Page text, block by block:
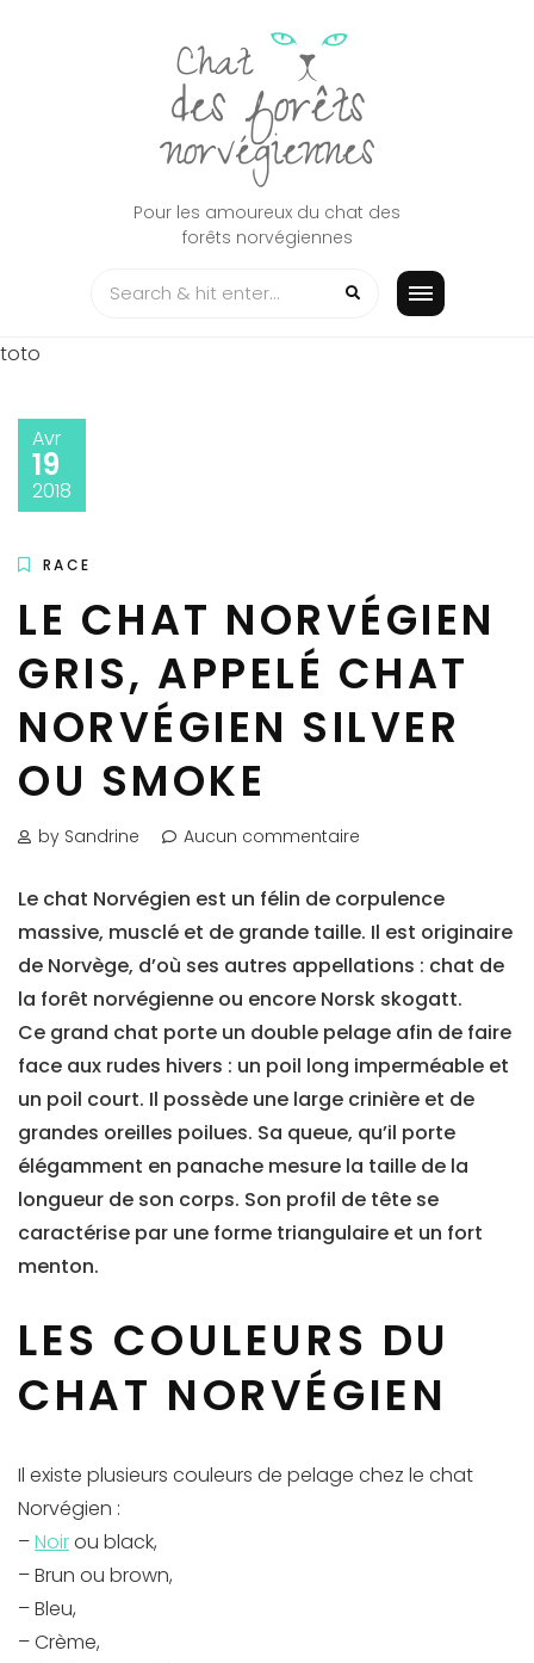
Pour les amoureux du chat des
forêts norvégiennes
toto
Avr
19
2018
RACE
LE CHAT NORVÉGIEN
GRIS, APPELÉ CHAT
NORVÉGIEN SILVER
OU SMOKE
by Sandrine Aucun commentaire
Le chat Norvégien est un félin de corpulence
massive, musclé et de grande taille. Il est originaire
de Norvège, d’où ses autres appellations : chat de
la forêt norvégienne ou encore Norsk skogatt.
Ce grand chat porte un double pelage afin de faire
face aux rudes hivers : un poil long imperméable et
un poil court. Il possède une large crinière et de
grandes oreilles poilues. Sa queue, qu’il porte
élégamment en panache mesure la taille de la
longueur de son corps. Son profil de tête se
caractérise par une forme triangulaire et un fort
menton.
LES COULEURS DU
CHAT NORVÉGIEN
Il existe plusieurs couleurs de pelage chez le chat
Norvégien :
–Noirou black,
– Brun ou brown,
– Bleu,
– Crème,